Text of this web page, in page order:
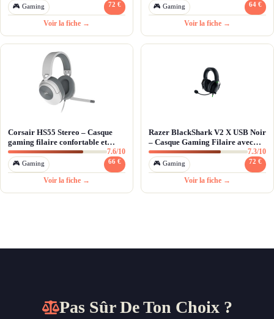
🎮 Gaming 72 €
Voir la fiche →
🎮 Gaming 64 €
Voir la fiche →
Corsair HS55 Stereo – Casque
gaming filaire confortable et
polyvalent
7.6/10
🎮 Gaming 66 €
Voir la fiche →
Razer BlackShark V2 X USB Noir
– Casque Gaming Filaire avec
Son Surround 7.1
7.3/10
🎮 Gaming 72 €
Voir la fiche →
Pas Sûr De Ton Choix ?